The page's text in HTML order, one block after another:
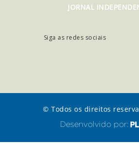
JORNAL
Siga as redes sociais
© Todos os direitos